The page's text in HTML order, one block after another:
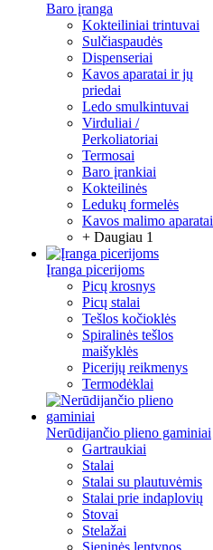
Baro įranga
Kokteiliniai trintuvai
Sulčiaspaudės
Dispenseriai
Kavos aparatai ir jų
priedai
Ledo smulkintuvai
Virduliai /
Perkoliatoriai
Termosai
Baro įrankiai
Kokteilinės
Ledukų formelės
Kavos malimo aparatai
+ Daugiau 1
Įranga picerijoms
Picų krosnys
Picų stalai
Tešlos kočioklės
Spiralinės tešlos
maišyklės
Picerijų reikmenys
Termodėklai
Nerūdijančio plieno gaminiai
Gartraukiai
Stalai
Stalai su plautuvėmis
Stalai prie indaplovių
Stovai
Stelažai
Sieninės lentynos